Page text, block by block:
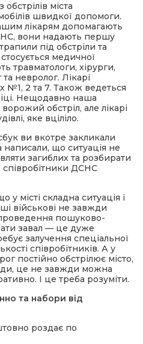
міста
швидкої допомоги.
лікарям допомагають
вони надають першу
під обстріли та
медичної
травматологи, хірурги,
невролог. Лікарі
№1, 2 та 7. Також ведеться
Нещодавно наша
обстріл, але лікарі
яке вціліло.
ви вкотре закликали
написали, що ситуація не
загиблих та розбирати
ДСНС
місті складна ситуація і
військові не завжди
пошуково-
завал — це дуже
залучення спеціальної
співробітників. А у
постійно обстрілює місто,
це не завжди можна
І це треба розуміти.
та набори від
роздає по